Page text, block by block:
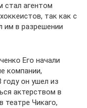
стал агентом
так как с
им в разрешении
Его начали
компании,
он ушел из
актерством в
театре Чикаго,